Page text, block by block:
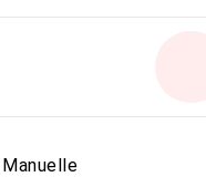
Manuelle